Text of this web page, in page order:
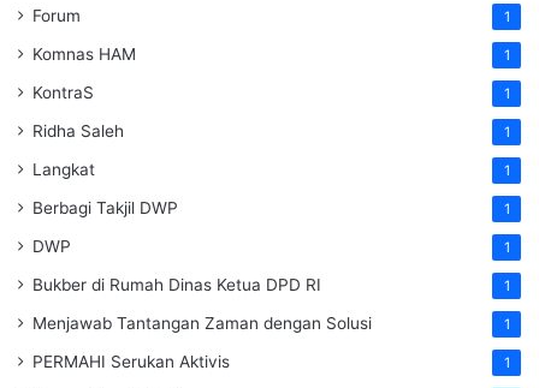
Forum 1
Komnas HAM 1
KontraS 1
Ridha Saleh 1
Langkat 1
Berbagi Takjil DWP 1
DWP 1
Bukber di Rumah Dinas Ketua DPD RI 1
Menjawab Tantangan Zaman dengan Solusi 1
PERMAHI Serukan Aktivis 1